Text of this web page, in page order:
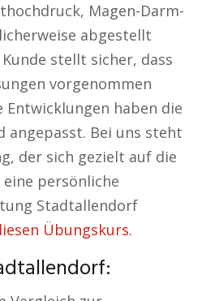
Magen-Darm-
abgestellt
stellt sicher, dass
vorgenommen
Entwicklungen haben die
angepasst. Bei uns steht
der sich gezielt auf die
persönliche
Stadtallendorf
Übungskurs.